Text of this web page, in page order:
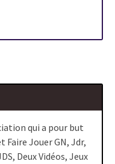
qui a pour but
Faire Jouer GN, Jdr,
Deux Vidéos, Jeux